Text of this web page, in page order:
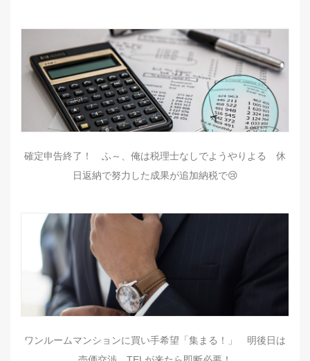
確定申告終了！ ふ～、俺は税理士なしでようやりよる 休
日返納で努力した成果が追加納税で😢
ワンルームマンションに買い手希望「集まる！」 明後日は